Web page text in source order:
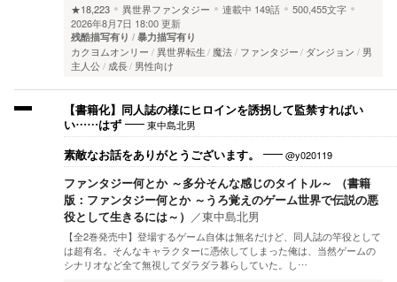
★18,223
異世界ファンタジー 連載中 149話
500,455文字
2026年8月7日 18:00 更新
残酷描写有り 暴力描写有り
カクヨムオンリー 異世界転生 魔法 ファンタジー ダンジョン
男
主人公
成長 男性向け
【書籍化】同人誌の様にヒロインを誘拐して監禁すればい
い……はず
東中島北男
素敵なお話をありがとうございます。 @y020119
ファンタジー何とか ～多分そんな感じのタイトル～ （書籍
版：ファンタジー何とか ～うろ覚えのゲーム世界で伝説の悪
役として生きるには～） ／東中島北男
【全2巻発売中】登場するゲーム自体は無名だけど、同人誌の竿役として
は超有名。そんなキャラクターに憑依してしまった俺は、当然ゲームの
シナリオなど全て無視してダラダラ暮らしていた。し…